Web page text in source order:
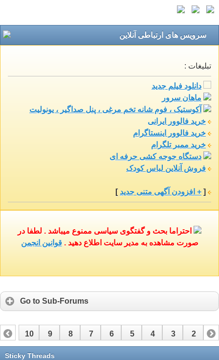
سرويس های ارتباطی آنلاین
تبلیغات :
دانلود فیلم جدید
ماهان سرور
آکوستیک ، فوم شانه تخم مرغی ، پنل صداگیر ، یونولیت
خرید فالوور ایرانی
خرید فالوور اینستاگرام
خرید ممبر تلگرام
دستگاه جوجه کشی حرفه ای
فروش آنلاین لباس کودک
[ + افزودن آگهی متنی جدید ]
احتراما بحث و گفتگوی سیاسی ممنوع میباشد . لطفا در
صورت مشاهده به مدیر سایت اطلاع دهید .قوانین انجمن
Go to Sub-Forums
1
2
3
4
5
6
7
8
9
10
Sticky Threads